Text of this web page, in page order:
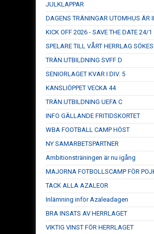
JULKLAPPAR
DAGENS TRÄNINGAR UTOMHUS ÄR
KICK OFF 2026 - SAVE THE DATE 24/1
SPELARE TILL VÅRT HERRLAG SÖKES
TRÄN.UTBILDNING SVFF D
SENIORLAGET KVAR I DIV. 5
KANSLIÖPPET VECKA 44
TRÄN.UTBILDNING UEFA C
INFO GÄLLANDE FRITIDSKORTET
WBA FOOTBALL CAMP HÖST
NY SAMARBETSPARTNER
Ambitionsträningen är nu igång
MAJORNA FOTBOLLSCAMP FÖR
TACK ALLA AZALEOR
Inlämning inför Azaleadagen
BRA INSATS AV HERRLAGET
VIKTIG VINST FÖR HERRLAGET